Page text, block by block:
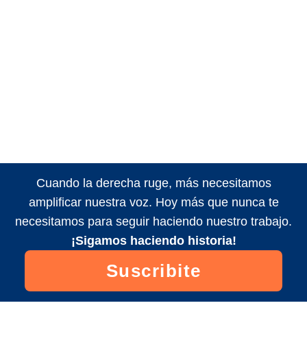
Cuando la derecha ruge, más necesitamos
amplificar nuestra voz. Hoy más que nunca te
necesitamos para seguir haciendo nuestro trabajo.
¡Sigamos haciendo historia!
Suscribite